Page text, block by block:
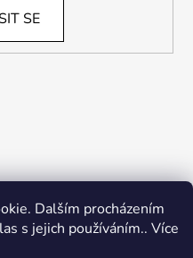
Dalším procházením
s jejich používáním.. Více
SE